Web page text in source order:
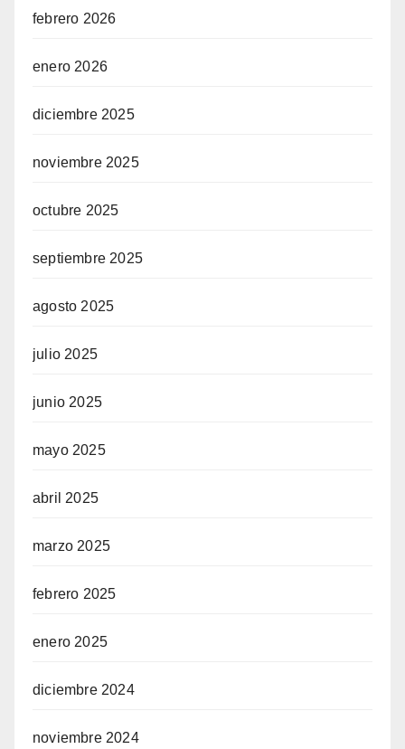
febrero 2026
enero 2026
diciembre 2025
noviembre 2025
octubre 2025
septiembre 2025
agosto 2025
julio 2025
junio 2025
mayo 2025
abril 2025
marzo 2025
febrero 2025
enero 2025
diciembre 2024
noviembre 2024